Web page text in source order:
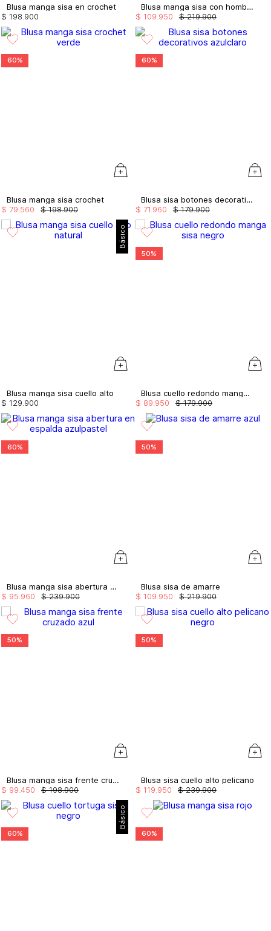
Blusa manga sisa en crochet
$ 198 900
Blusa manga sisa con hombreras
$ 219.900
$ 109 950
60%
Blusa manga sisa crochet
$ 198.900
$ 79.560
60%
Blusa sisa botones decorativos
$ 179.900
$ 71.960
Básico
Blusa manga sisa cuello alto
$ 129 900
50%
Blusa cuello redondo manga sisa
$ 179.900
$ 89 950
60%
Blusa manga sisa abertura en espalda
$ 239.900
$ 95 960
50%
Blusa sisa de amarre
$ 219.900
$ 109 950
50%
Blusa manga sisa frente cruzado
$ 198.900
$ 99 450
50%
Blusa sisa cuello alto pelicano
$ 239.900
$ 119 950
Básico
60% 60%